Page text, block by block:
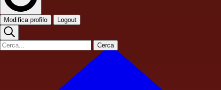
Modifica profilo Logout
Cerca